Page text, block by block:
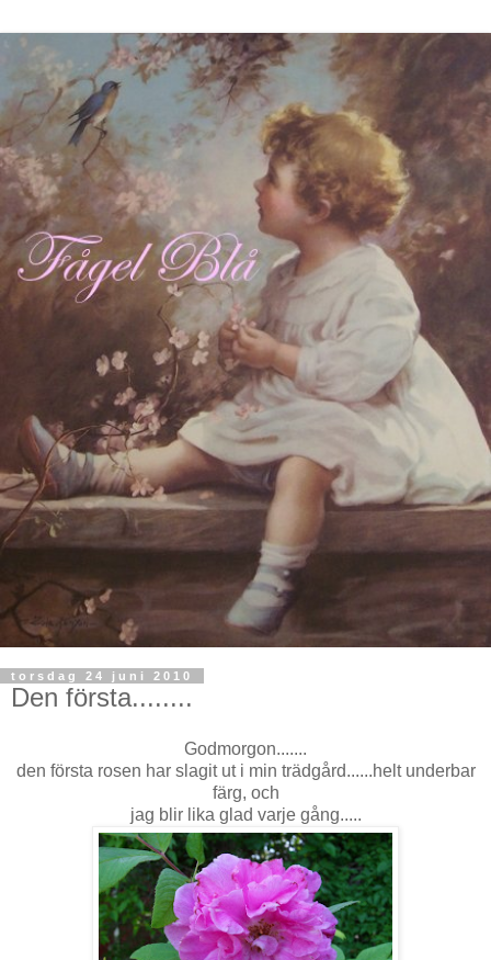
torsdag 24 juni 2010
Den första........
Godmorgon.......
den första rosen har slagit ut i min trädgård......helt underbar
färg, och
jag blir lika glad varje gång.....